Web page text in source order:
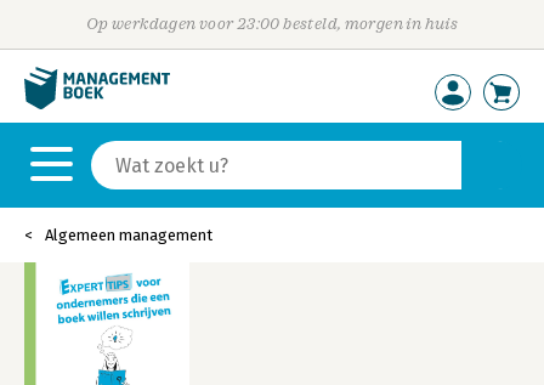
Op werkdagen voor 23:00 besteld, morgen in huis
Algemeen management